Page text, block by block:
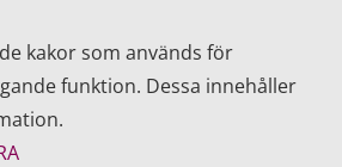
kakor som används för
funktion. Dessa innehåller